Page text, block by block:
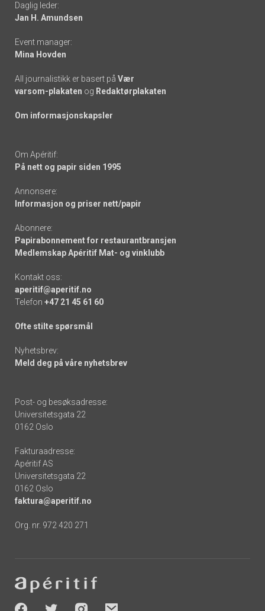
links
Daglig leder:
Jan H. Amundsen
Event manager:
Mina Hovden
All journalistikk er basert på Vær
varsom-plakaten og Redaktørplakaten
Om informasjonskapsler
Om Apéritif:
På nett og papir siden 1995
Annonsere:
Informasjon og priser nett/papir
Abonnere:
Papirabonnement for restaurantbransjen
Medlemskap Apéritif Mat- og vinklubb
Kontakt oss:
aperitif@aperitif.no
Telefon +47 21 45 61 60
Ofte stilte spørsmål
Nyhetsbrev:
Meld deg på våre nyhetsbrev
Post- og besøksadresse:
Universitetsgata 22
0162 Oslo
Fakturaadresse:
Apéritif AS
Universitetsgata 22
0162 Oslo
faktura@aperitif.no
Org. nr. 972 420 271
-